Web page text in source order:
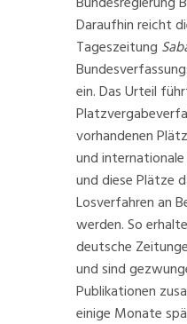
Daraufhin reicht
Tageszeitung
ein. Das Urteil
vorhandenen
und
und diese Plätze
Losverfahren an
werden. So
deutsche
und sind
Publikationen
einige Monate